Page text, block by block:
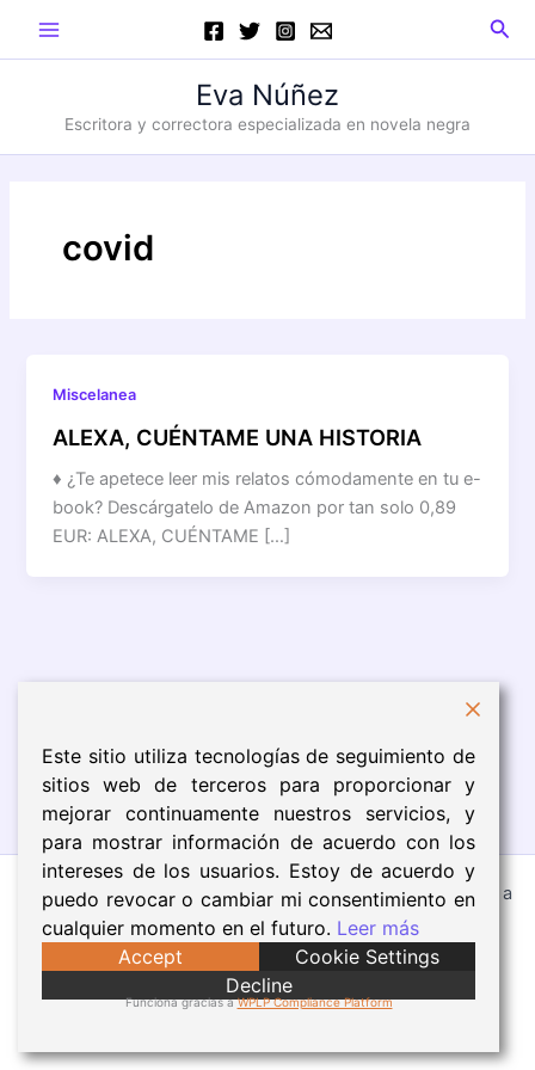
Main
Menu
Eva Núñez
Escritora y correctora especializada en novela negra
covid
Miscelanea
ALEXA, CUÉNTAME UNA HISTORIA
♦ ¿Te apetece leer mis relatos cómodamente en tu e-
book? Descárgatelo de Amazon por tan solo 0,89
EUR: ALEXA, CUÉNTAME […]
Todos los derechos © 2026 Eva Núñez | Funciona gracias a
Tema Astra para WordPress
Aviso Legal
Política de Cookies
Este sitio utiliza tecnologías de seguimiento de
sitios web de terceros para proporcionar y
mejorar continuamente nuestros servicios, y
para mostrar información de acuerdo con los
intereses de los usuarios. Estoy de acuerdo y
puedo revocar o cambiar mi consentimiento en
cualquier momento en el futuro. Leer más
Accept
Cookie Settings
Decline
Funciona gracias aWPLP Compliance Platform